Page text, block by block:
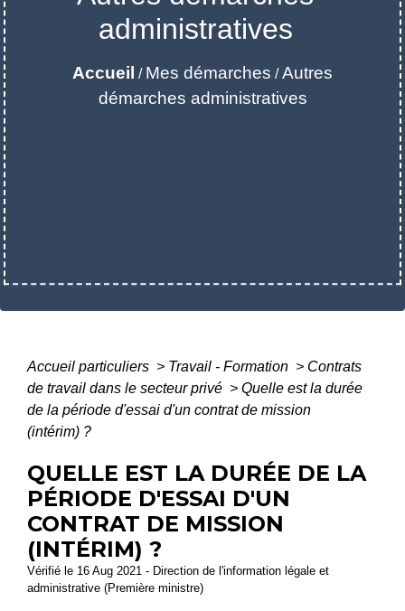
administratives
Accueil / Mes démarches /Autres
démarches administratives
Accueil particuliers > Travail - Formation > Contrats
de travail dans le secteur privé > Quelle est la durée
de la période d'essai d'un contrat de mission
(intérim) ?
QUELLE EST LA DURÉE DE LA
PÉRIODE D'ESSAI D'UN
CONTRAT DE MISSION
(INTÉRIM) ?
Vérifié le 16 Aug 2021 - Direction de l'information légale et
administrative (Première ministre)